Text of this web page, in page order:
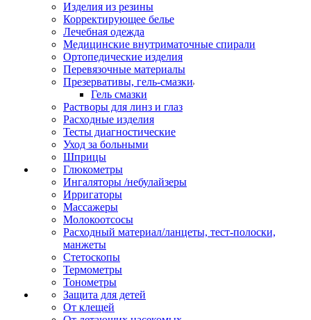
Изделия из резины
Корректирующее белье
Лечебная одежда
Медицинские внутриматочные спирали
Ортопедические изделия
Перевязочные материалы
Презервативы, гель-смазки
Гель смазки
Растворы для линз и глаз
Расходные изделия
Тесты диагностические
Уход за больными
Шприцы
Глюкометры
Ингаляторы /небулайзеры
Ирригаторы
Массажеры
Молокоотсосы
Расходный материал/ланцеты, тест-полоски,
манжеты
Стетоскопы
Термометры
Тонометры
Защита для детей
От клещей